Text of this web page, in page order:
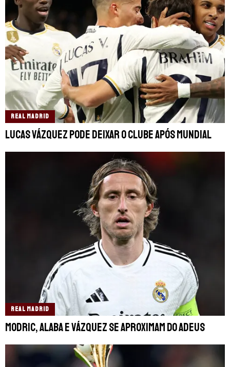
REAL MADRID
Lucas Vázquez pode deixar o clube após Mundial
REAL MADRID
Modric, Alaba e Vázquez se aproximam do adeus